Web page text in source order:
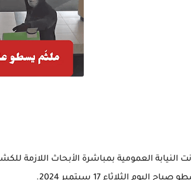
النيابة العمومية بمباشرة الأبحاث اللازمة